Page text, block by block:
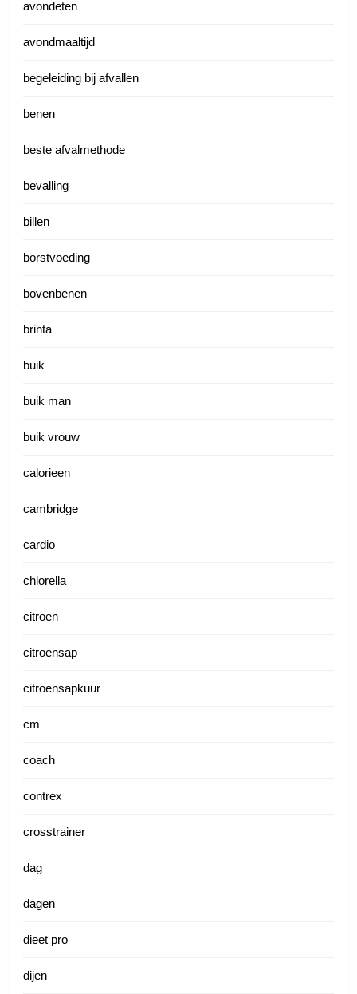
avondeten
avondmaaltijd
begeleiding bij afvallen
benen
beste afvalmethode
bevalling
billen
borstvoeding
bovenbenen
brinta
buik
buik man
buik vrouw
calorieen
cambridge
cardio
chlorella
citroen
citroensap
citroensapkuur
cm
coach
contrex
crosstrainer
dag
dagen
dieet pro
dijen